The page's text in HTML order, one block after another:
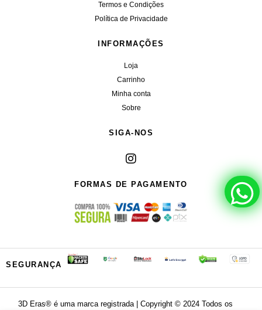
Termos e Condições
Política de Privacidade
INFORMAÇÕES
Loja
Carrinho
Minha conta
Sobre
SIGA-NOS
FORMAS DE PAGAMENTO
SEGURANÇA
3D Eras®️ é uma marca registrada | Copyright ©️ 2024 Todos os